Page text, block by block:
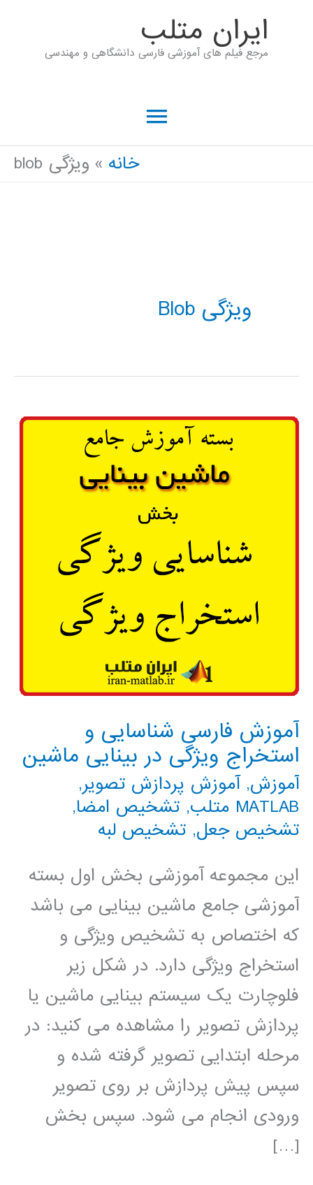
ايران متلب
مرجع فیلم های آموزشی فارسی دانشگاهی و مهندسی
فهرست
اصلی
خانه ویژگی blob
ویژگی Blob
آموزش فارسی شناسایی و
استخراج ویژگی در بینایی ماشین
آموزش,آموزش پردازش تصویر,
MATLAB متلب
, تشخیص امضا,
تشخیص جعل, تشخیص لبه
این مجموعه آموزشی بخش اول بسته
آموزشی جامع ماشین بینایی می باشد
که اختصاص به تشخیص ویژگی و
استخراج ویژگی دارد. در شکل زیر
فلوچارت یک سیستم بینایی ماشین یا
پردازش تصویر را مشاهده می کنید: در
مرحله ابتدایی تصویر گرفته شده و
سپس پیش پردازش بر روی تصویر
ورودی انجام می شود. سپس بخش
[…]